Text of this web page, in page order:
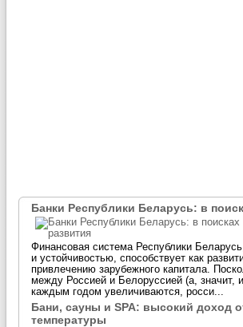
Банки Республики Беларусь: в
Финансовая система Республики
и устойчивостью, способствует как
привлечению зарубежного капитала.
между Россией и Белоруссией (а, значит,
каждым годом увеличиваются, росси...
Бани, сауны и SPA: высокий доход
температуры